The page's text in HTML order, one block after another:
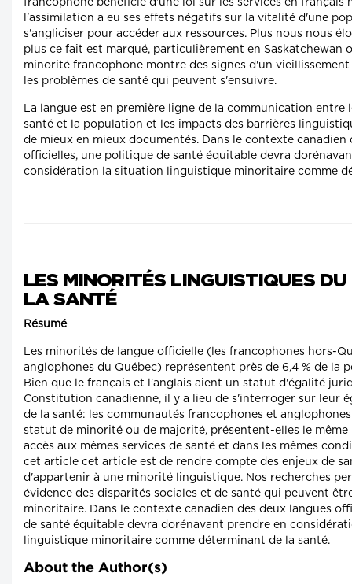
francophone bénéficie d'une loi sur les services en français
l'assimilation a eu ses effets négatifs sur la vitalité d'une
s'angliciser pour accéder aux ressources. Plus nous nous
plus ce fait est marqué, particulièrement en Saskatchewan
minorité francophone montre des signes d'un
les problèmes de santé qui peuvent s'ensuivre.
La langue est en première ligne de la communication entre
santé et la population et les impacts des barrières
de mieux en mieux documentés. Dans le contexte canadien
officielles, une politique de santé équitable devra
considération la situation linguistique minoritaire comme
LES MINORITÉS LINGUISTIQUES
LA SANTÉ
Résumé
Les minorités de langue officielle (les francophones hors-
anglophones du Québec) représentent près de 6,4 % de la
Bien que le français et l'anglais aient un statut d'égalité
Constitution canadienne, il y a lieu de s'interroger sur leur
de la santé: les communautés francophones et
statut de minorité ou de majorité, présentent-elles le
accès aux mêmes services de santé et dans les mêmes
cet article cet article est de rendre compte des enjeux de
d'appartenir à une minorité linguistique. Nos recherches
évidence des disparités sociales et de santé qui peuvent
minoritaire. Dans le contexte canadien des deux langues
de santé équitable devra dorénavant prendre en
linguistique minoritaire comme déterminant de la santé.
About the Author(s)